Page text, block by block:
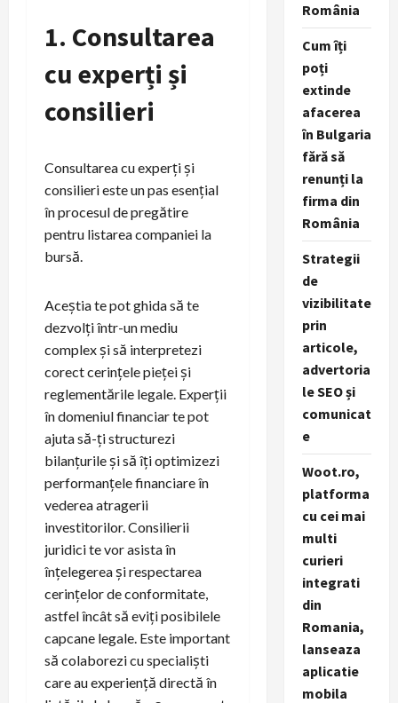
1. Consultarea
cu experți și
consilieri
Consultarea cu experți și
consilieri este un pas esențial
în procesul de pregătire
pentru listarea companiei la
bursă.
Aceștia te pot ghida să te
dezvolţi într-un mediu
complex și să interpretezi
corect cerințele pieței și
reglementările legale. Experții
în domeniul financiar te pot
ajuta să-ți structurezi
bilanțurile și să îți optimizezi
performanțele financiare în
vederea atragerii
investitorilor. Consilierii
juridici te vor asista în
înțelegerea și respectarea
cerințelor de conformitate,
astfel încât să eviți posibilele
capcane legale. Este important
să colaborezi cu specialiști
care au experiență directă în
România
Cum îți
poți
extinde
afacerea
în Bulgaria
fără să
renunți la
firma din
România
Strategii
de
vizibilitate
prin
articole,
advertoria
le SEO și
comunicat
e
Woot.ro,
platforma
cu cei mai
multi
curieri
integrati
din
Romania,
lanseaza
aplicatie
mobila